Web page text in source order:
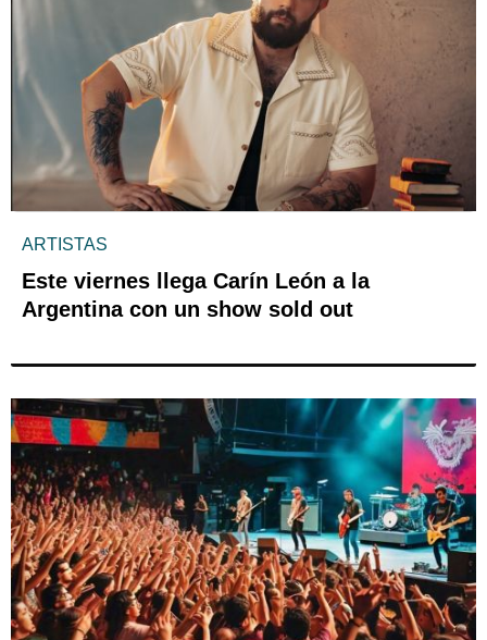
ARTISTAS
Este viernes llega Carín León a la
Argentina con un show sold out